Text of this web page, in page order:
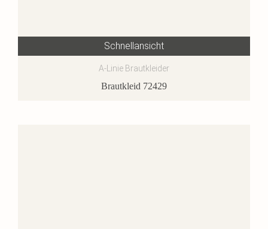
Schnellansicht
A-Linie Brautkleider
Brautkleid 72429